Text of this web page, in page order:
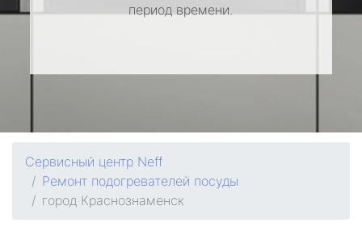
период времени.
Сервисный центр Neff
Ремонт подогревателей посуды
город Краснознаменск